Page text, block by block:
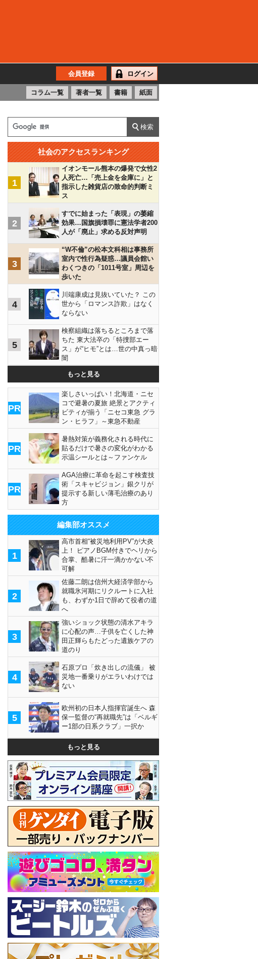
会員登録 ログイン
コラム一覧 著者一覧 書籍 紙面
社会のアクセスランキング
1
イオンモール熊本の爆発で女性2
人死亡…「売上金を金庫に」と
指示した雑貨店の致命的判断ミ
ス
2
すでに始まった「表現」の萎縮
効果…国旗損壊罪に憲法学者200
人が「廃止」求める反対声明
3
“W不倫”の松本文科相は事務所
室内で性行為疑惑…議員会館い
わくつきの「1011号室」周辺を
歩いた
4
川端康成は見抜いていた？ この
世から「ロマンス詐欺」はなく
ならない
5
検察組織は落ちるところまで落
ちた 東大法卒の「特捜部エー
ス」が“ヒモ”とは…世の中真っ暗
闇
もっと見る
PR
楽しさいっぱい！北海道・ニセ
コで避暑の夏旅 絶景とアクティ
ビティが揃う「ニセコ東急 グラ
ン・ヒラフ」～東急不動産
PR
暑熱対策が義務化される時代に
貼るだけで暑さの変化がわかる
示温シールとは～ファンケル
PR
AGA治療に革命を起こす検査技
術「スキャビジョン」銀クリが
提示する新しい薄毛治療のあり
方
編集部オススメ
1
高市首相“被災地利用PV”が大炎
上！ ピアノBGM付きでヘリから
合掌、酷暑に汗一滴かかない不
可解
2
佐藤二朗は信州大経済学部から
就職氷河期にリクルートに入社
も、わずか1日で辞めて役者の道
へ
3
強いショック状態の清水アキラ
に心配の声…子供を亡くした神
田正輝らもたどった遺族ケアの
道のり
4
石原プロ「炊き出しの流儀」 被
災地一番乗りがエラいわけでは
ない
5
欧州初の日本人指揮官誕生へ 森
保一監督の“再就職先”は「ベルギ
ー1部の日系クラブ」一択か
もっと見る